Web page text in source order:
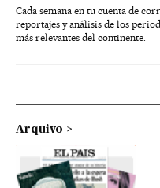
Cada semana en tu cuenta de
reportajes y análisis de los
más relevantes del continente.
Arquivo